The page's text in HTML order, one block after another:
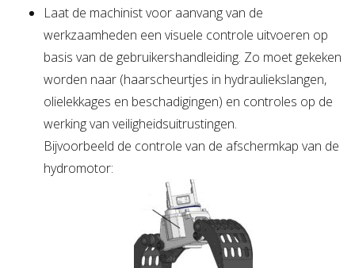
Laat de machinist voor aanvang van de
werkzaamheden een visuele controle uitvoeren op
basis van de gebruikershandleiding. Zo moet gekeken
worden naar (haarscheurtjes in hydrauliekslangen,
olielekkages en beschadigingen) en controles op de
werking van veiligheidsuitrustingen.
Bijvoorbeeld de controle van de afschermkap van de
hydromotor: